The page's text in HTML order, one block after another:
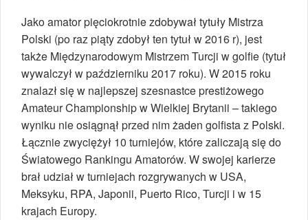
Jako amator pięciokrotnie zdobywał tytuły Mistrza
Polski (po raz piąty zdobył ten tytuł w 2016 r), jest
także Międzynarodowym Mistrzem Turcji w golfie (tytuł
wywalczył w październiku 2017 roku). W 2015 roku
znalazł się w najlepszej szesnastce prestiżowego
Amateur Championship w Wielkiej Brytanii – takiego
wyniku nie osiągnął przed nim żaden golfista z Polski.
Łącznie zwyciężył 10 turniejów, które zaliczają się do
Światowego Rankingu Amatorów. W swojej karierze
brał udział w turniejach rozgrywanych w USA,
Meksyku, RPA, Japonii, Puerto Rico, Turcji i w 15
krajach Europy.